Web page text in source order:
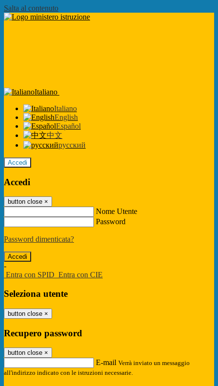
Salta al contenuto
Italiano
Italiano
English
Español
中文
русский
Accedi
Accedi
button close ×
Nome Utente
Password
Password dimenticata?
-
Entra con SPID Entra con CIE
Seleziona utente
button close ×
Recupero password
button close ×
E-mail Verrà inviato un messaggio
all'indirizzo indicato con le istruzioni necessarie.